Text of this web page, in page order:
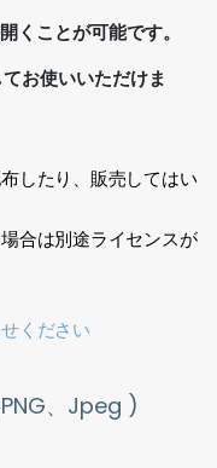
ことが可能です。
お使いいただけま
したり、販売してはい
合は別途ライセンスが
ください
、Jpeg )